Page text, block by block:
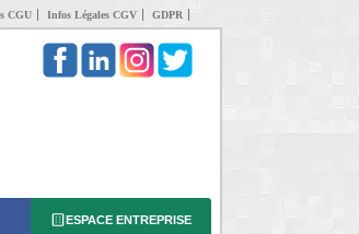
CGU Infos Légales CGV GDPR
ESPACE ENTREPRISE